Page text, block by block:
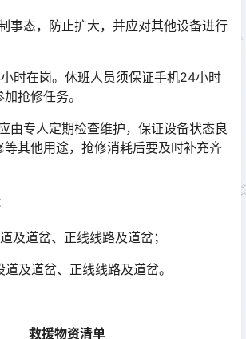
事态，防止扩大，并应对其他设备进行
时在岗。休班人员须保证手机24小时
抢修任务。
由专人定期检查维护，保证设备状态良
其他用途，抢修消耗后要及时补充齐
及道岔、正线线路及道岔；
及道岔、正线线路及道岔。
救援物资清单